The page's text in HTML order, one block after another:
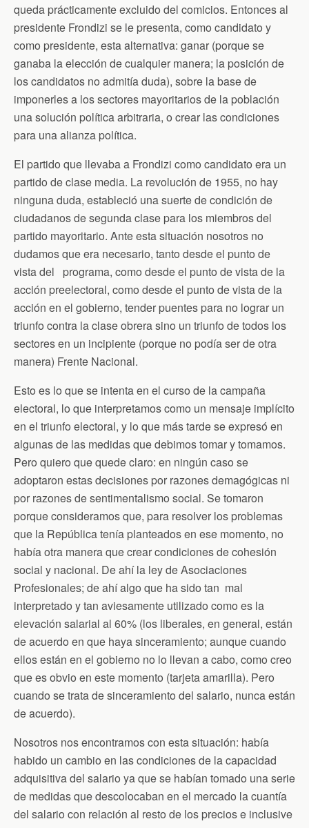
queda prácticamente excluido del comicios. Entonces al
presidente Frondizi se le presenta, como candidato y
como presidente, esta alternativa: ganar (porque se
ganaba la elección de cualquier manera; la posición de
los candidatos no admitía duda), sobre la base de
imponerles a los sectores mayoritarios de la población
una solución política arbitraria, o crear las condiciones
para una alianza política.
El partido que llevaba a Frondizi como candidato era un
partido de clase media. La revolución de 1955, no hay
ninguna duda, estableció una suerte de condición de
ciudadanos de segunda clase para los miembros del
partido mayoritario. Ante esta situación nosotros no
dudamos que era necesario, tanto desde el punto de
vista del programa, como desde el punto de vista de la
acción preelectoral, como desde el punto de vista de la
acción en el gobierno, tender puentes para no lograr un
triunfo contra la clase obrera sino un triunfo de todos los
sectores en un incipiente (porque no podía ser de otra
manera) Frente Nacional.
Esto es lo que se intenta en el curso de la campaña
electoral, lo que interpretamos como un mensaje implícito
en el triunfo electoral, y lo que más tarde se expresó en
algunas de las medidas que debimos tomar y tomamos.
Pero quiero que quede claro: en ningún caso se
adoptaron estas decisiones por razones demagógicas ni
por razones de sentimentalismo social. Se tomaron
porque consideramos que, para resolver los problemas
que la República tenía planteados en ese momento, no
había otra manera que crear condiciones de cohesión
social y nacional. De ahí la ley de Asociaciones
Profesionales; de ahí algo que ha sido tan mal
interpretado y tan aviesamente utilizado como es la
elevación salarial al 60% (los liberales, en general, están
de acuerdo en que haya sinceramiento; aunque cuando
ellos están en el gobierno no lo llevan a cabo, como creo
que es obvio en este momento (tarjeta amarilla). Pero
cuando se trata de sinceramiento del salario, nunca están
de acuerdo).
Nosotros nos encontramos con esta situación: había
habido un cambio en las condiciones de la capacidad
adquisitiva del salario ya que se habían tomado una serie
de medidas que descolocaban en el mercado la cuantía
del salario con relación al resto de los precios e inclusive